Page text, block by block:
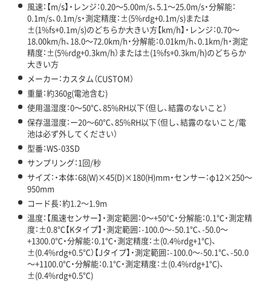
風速：【m/s】・レンジ：0.20～5.00m/s、5.1～25.0m/s・分解能：
0.1m/s、0.1m/s・測定精度：±(5%rdg+0.1m/s)または
±(1%fs+0.1m/s)のどちらか大きい方【km/h】・レンジ：0.70～
18.00km/h、18.0～72.0km/h・分解能：0.01km/h、0.1km/h・測定
精度：±(5%rdg+0.3km/h）または±(1%fs+0.3km/h)のどちらか
大きい方
メーカー：カスタム（CUSTOM）
重量：約360g(電池含む)
使用温湿度：0～50℃、85%RH以下（但し、結露のないこと）
保存温湿度：ー20～60℃、85%RH以下（但し、結露のないこと/電
池は必ず外してください）
型番：WS-03SD
サンプリング：1回/秒
サイズ：・本体：68(W)×45(D)×180(H)mm・センサー：φ12×250～
950mm
コード長：約1.2～1.9m
温度：【風速センサー】・測定範囲：0～+50℃・分解能：0.1℃・測定精
度：±0.8℃【Kタイプ】・測定範囲：-100.0～-50.1℃、-50.0～
+1300.0℃・分解能：0.1℃・測定精度：±(0.4%rdg+1℃)、
±(0.4%rdg+0.5℃）【Jタイプ】・測定範囲：-100.0～-50.1℃、-50.0
～+1100.0℃・分解能：0.1℃・測定精度：±(0.4%rdg+1℃)、
±(0.4%rdg+0.5℃)